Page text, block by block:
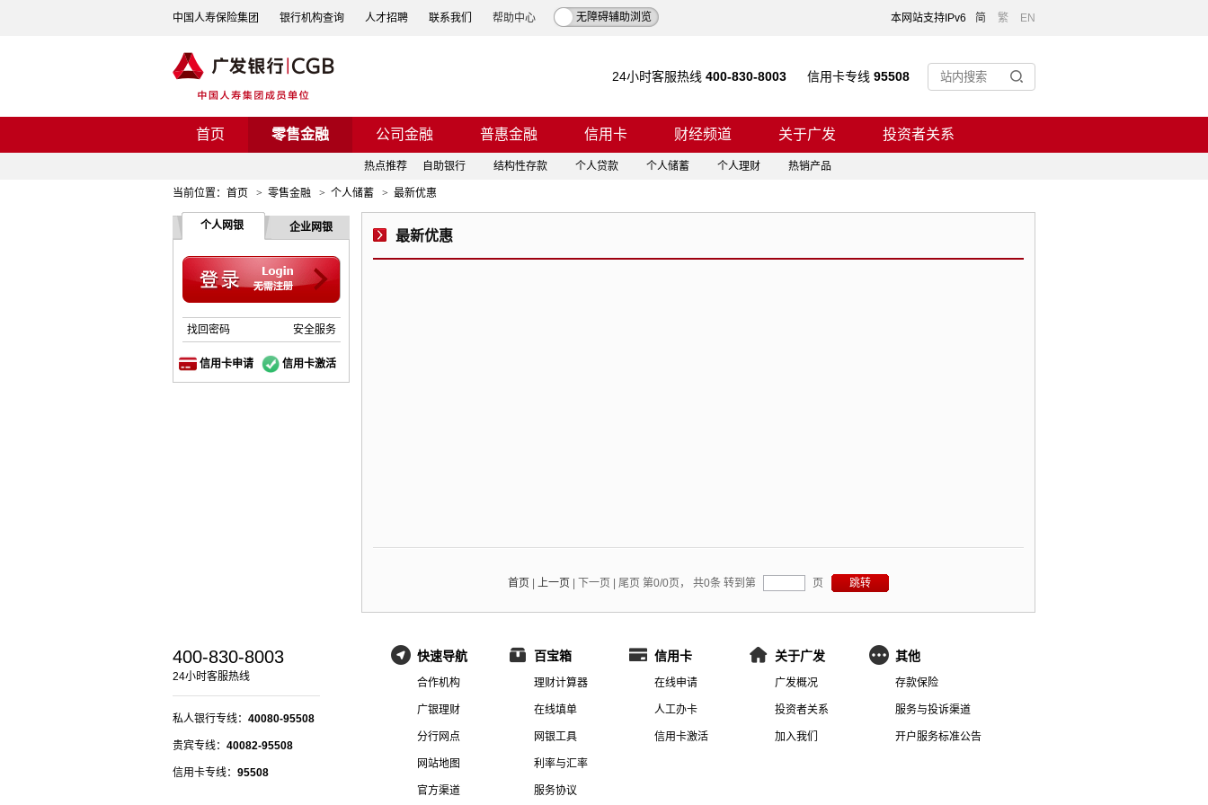
中国人寿保险集团 银行机构查询 人才招聘 联系我们 帮助中心 无障碍辅助浏览 本网站支持IPv6 简 繁 EN
24小时客服热线 400-830-8003 信用卡专线 95508
首页 零售金融 公司金融 普惠金融 信用卡 财经频道 关于广发 投资者关系
热点推荐 自助银行 结构性存款 个人贷款 个人储蓄 个人理财 热销产品
当前位置： 首页 > 零售金融 > 个人储蓄 > 最新优惠
个人网银 企业网银
找回密码 安全服务
信用卡申请 信用卡激活
最新优惠
首页 上一页 下一页 尾页 第0/0页 ， 共0条 转到第 页
400-830-8003
24小时客服热线
私人银行专线： 40080-95508
贵宾专线： 40082-95508
信用卡专线： 95508
快速导航
合作机构
广银理财
分行网点
网站地图
官方渠道
百宝箱
理财计算器
在线填单
网银工具
利率与汇率
服务协议
信用卡
在线申请
人工办卡
信用卡激活
关于广发
广发概况
投资者关系
加入我们
其他
存款保险
服务与投诉渠道
开户服务标准公告